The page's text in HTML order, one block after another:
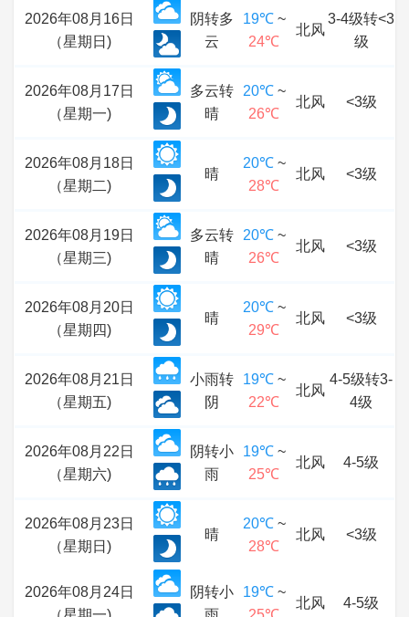
2026年08月16日
（星期日)
阴转多
云
19℃~
24℃
北风
3-4级转<3
级
2026年08月17日
（星期一)
多云转
晴
20℃~
26℃
北风 <3级
2026年08月18日
（星期二)
晴
20℃~
28℃
北风 <3级
2026年08月19日
（星期三)
多云转
晴
20℃~
26℃
北风 <3级
2026年08月20日
（星期四)
晴
20℃~
29℃
北风 <3级
2026年08月21日
（星期五)
小雨转
阴
19℃~
22℃
北风
4-5级转3-
4级
2026年08月22日
（星期六)
阴转小
雨
19℃~
25℃
北风 4-5级
2026年08月23日
（星期日)
晴
20℃~
28℃
北风 <3级
2026年08月24日
阴转小
19℃~
北风 4-5级